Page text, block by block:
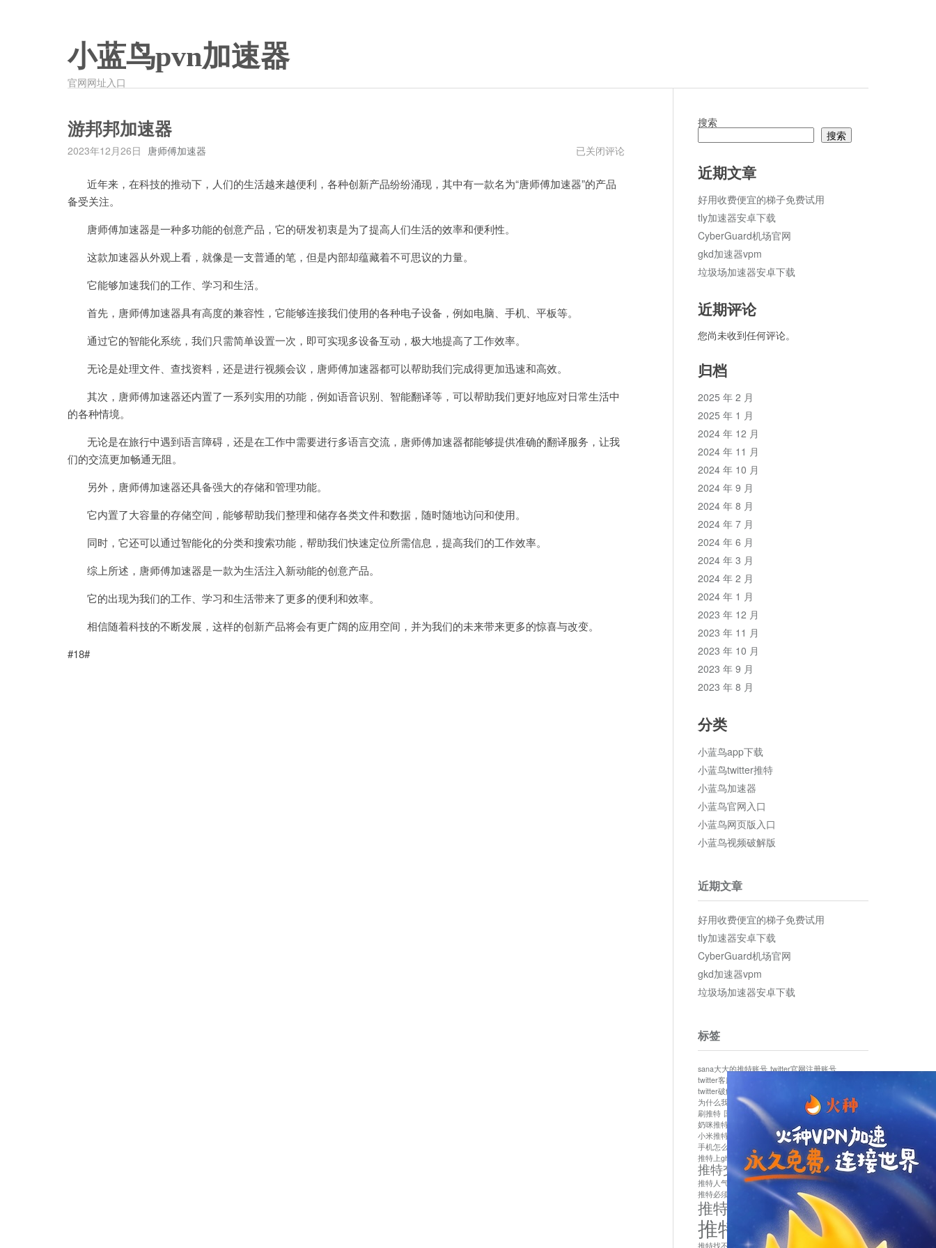
小蓝鸟pvn加速器
官网网址入口
游邦邦加速器
2023年12月26日 唐师傅加速器
游
加
已关闭评论
近年来，在科技的推动下，人们的生活越来越便利，各种创新产品纷纷涌现，其中有一款名为“唐师傅加速器”的产品
备受关注。
唐师傅加速器是一种多功能的创意产品，它的研发初衷是为了提高人们生活的效率和便利性。
这款加速器从外观上看，就像是一支普通的笔，但是内部却蕴藏着不可思议的力量。
它能够加速我们的工作、学习和生活。
首先，唐师傅加速器具有高度的兼容性，它能够连接我们使用的各种电子设备，例如电脑、手机、平板等。
通过它的智能化系统，我们只需简单设置一次，即可实现多设备互动，极大地提高了工作效率。
无论是处理文件、查找资料，还是进行视频会议，唐师傅加速器都可以帮助我们完成得更加迅速和高效。
其次，唐师傅加速器还内置了一系列实用的功能，例如语音识别、智能翻译等，可以帮助我们更好地应对日常生活中
的各种情境。
无论是在旅行中遇到语言障碍，还是在工作中需要进行多语言交流，唐师傅加速器都能够提供准确的翻译服务，让我
们的交流更加畅通无阻。
另外，唐师傅加速器还具备强大的存储和管理功能。
它内置了大容量的存储空间，能够帮助我们整理和储存各类文件和数据，随时随地访问和使用。
同时，它还可以通过智能化的分类和搜索功能，帮助我们快速定位所需信息，提高我们的工作效率。
综上所述，唐师傅加速器是一款为生活注入新动能的创意产品。
它的出现为我们的工作、学习和生活带来了更多的便利和效率。
相信随着科技的不断发展，这样的创新产品将会有更广阔的应用空间，并为我们的未来带来更多的惊喜与改变。
#18#
搜索
搜索
近期文章
好用收费便宜的梯子免费试用
tly加速器安卓下载
CyberGuard机场官网
gkd加速器vpm
垃圾场加速器安卓下载
近期评论
您尚未收到任何评论。
归档
2025 年 2 月
2025 年 1 月
2024 年 12 月
2024 年 11 月
2024 年 10 月
2024 年 9 月
2024 年 8 月
2024 年 7 月
2024 年 6 月
2024 年 3 月
2024 年 2 月
2024 年 1 月
2023 年 12 月
2023 年 11 月
2023 年 10 月
2023 年 9 月
2023 年 8 月
分类
小蓝鸟app下载
小蓝鸟twitter推特
小蓝鸟加速器
小蓝鸟官网入口
小蓝鸟网页版入口
小蓝鸟视频破解版
近期文章
好用收费便宜的梯子免费试用
tly加速器安卓下载
CyberGuard机场官网
gkd加速器vpm
垃圾场加速器安卓下载
标签
sana大大的推特账号 twitter官网注册账号
twitter客服
twitter破解版下载
为什么我推特无法保存设置
作者sana推特是什么
刷推特 国内为什么不能用twitter 国内能用twitter吗
奶咪推特
如何找回推特密码
小米推特闪退是怎么回事 怎么看推特上的视频
手机怎么注册推特账号
推特devil
推特上ghs的女博主
推特交友软件app下载
推特人气萌货小蔡头喵喵喵 推特实名制
推特必须用外网吗
推特怎么取消关联手机号
推特怎么看敏感内容苹果
推特找不到账号 推特注册必须要手机号